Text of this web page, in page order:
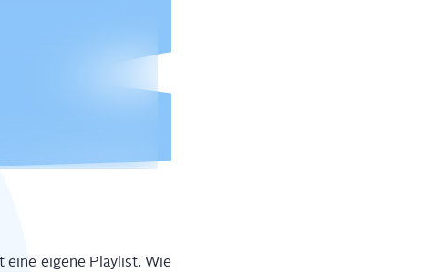
eine eige­ne Play­list. Wie